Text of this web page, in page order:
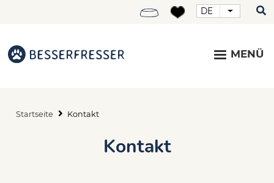
Menu
DE Weitere
MENÜ
Startseite Kontakt
Kontakt